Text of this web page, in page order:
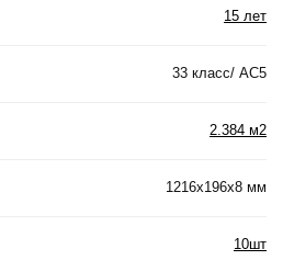
15 лет
33 класс/ АС5
2.384 м2
1216x196x8 мм
10шт